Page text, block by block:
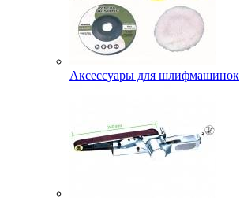
Аксессуары для шлифмашинок